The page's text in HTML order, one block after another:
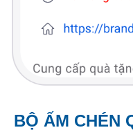
BỘ ẤM CHÉN